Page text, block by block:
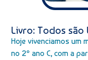
Livro: Todos são
Hoje vivenciamos um
no 2º ano C, com a